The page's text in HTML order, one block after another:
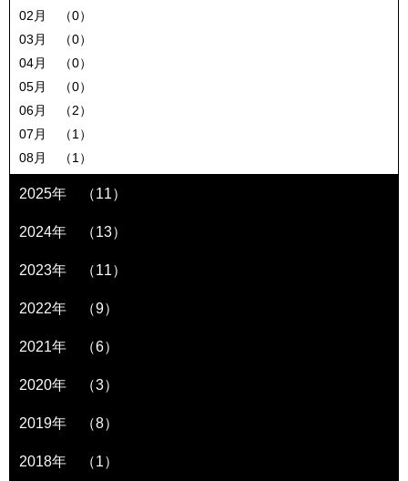
02月 （0）
03月 （0）
04月 （0）
05月 （0）
06月 （2）
07月 （1）
08月 （1）
2025年 （11）
2024年 （13）
2023年 （11）
2022年 （9）
2021年 （6）
2020年 （3）
2019年 （8）
2018年 （1）